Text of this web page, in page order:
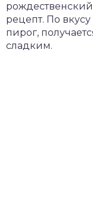
рецепт. По
пирог,
сладким.